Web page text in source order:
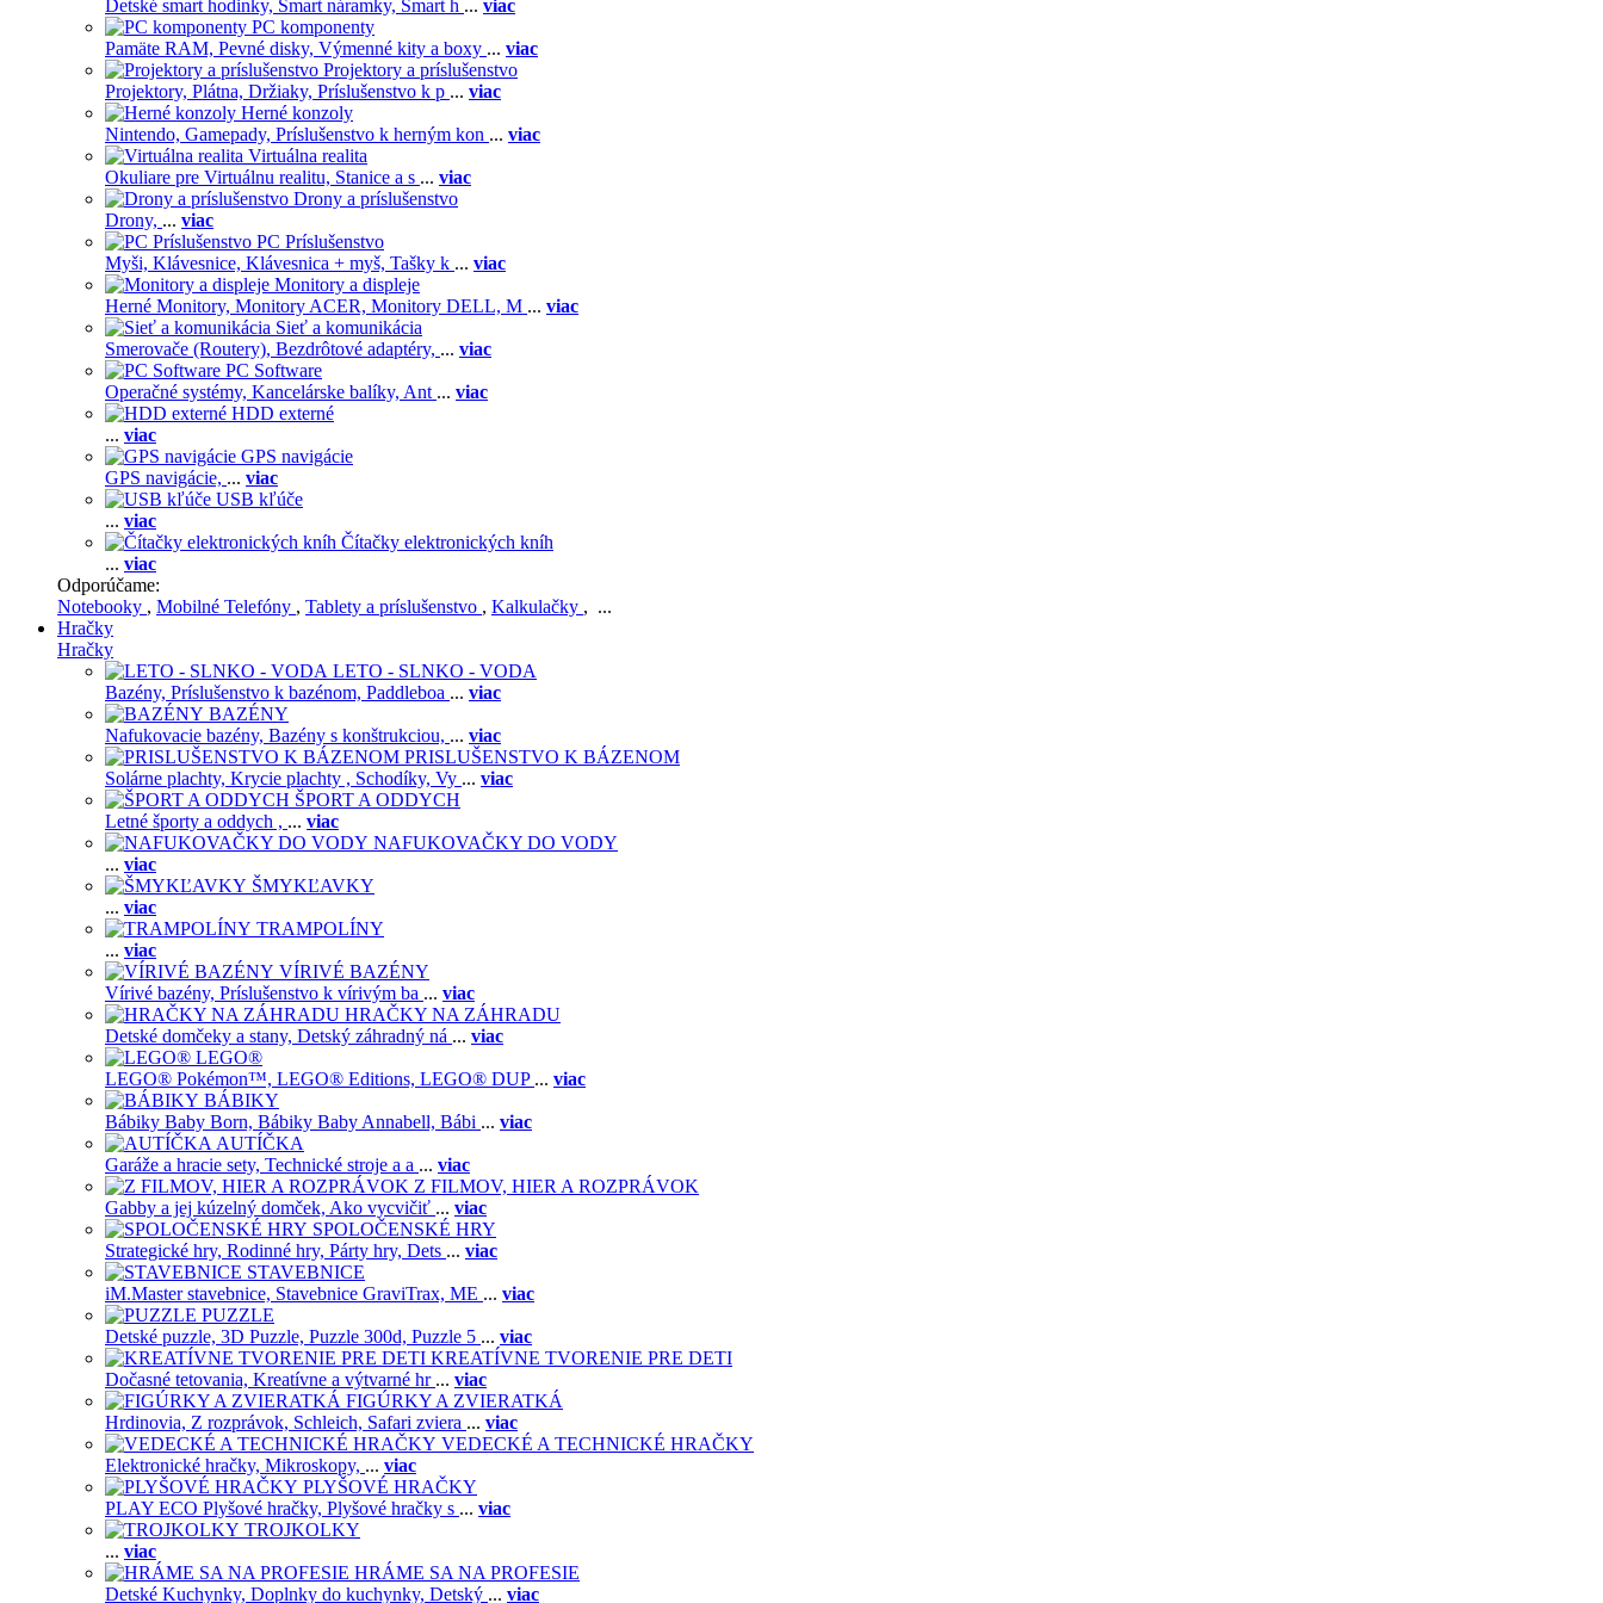
Detské smart hodinky, Smart náramky, Smart h ... viac
PC komponenty
Pamäte RAM, Pevné disky, Výmenné kity a boxy ... viac
Projektory a príslušenstvo
Projektory, Plátna, Držiaky, Príslušenstvo k p ... viac
Herné konzoly
Nintendo, Gamepady, Príslušenstvo k herným kon ... viac
Virtuálna realita
Okuliare pre Virtuálnu realitu, Stanice a s ... viac
Drony a príslušenstvo
Drony, ... viac
PC Príslušenstvo
Myši, Klávesnice, Klávesnica + myš, Tašky k ... viac
Monitory a displeje
Herné Monitory, Monitory ACER, Monitory DELL, M ... viac
Sieť a komunikácia
Smerovače (Routery), Bezdrôtové adaptéry, ... viac
PC Software
Operačné systémy, Kancelárske balíky, Ant ... viac
HDD externé
... viac
GPS navigácie
GPS navigácie, ... viac
USB kľúče
... viac
Čítačky elektronických kníh
... viac
Odporúčame:
Notebooky , Mobilné Telefóny , Tablety a príslušenstvo , Kalkulačky , ...
Hračky
Hračky
LETO - SLNKO - VODA
Bazény, Príslušenstvo k bazénom, Paddleboa ... viac
BAZÉNY
Nafukovacie bazény, Bazény s konštrukciou, ... viac
PRISLUŠENSTVO K BÁZENOM
Solárne plachty, Krycie plachty , Schodíky, Vy ... viac
ŠPORT A ODDYCH
Letné športy a oddych , ... viac
NAFUKOVAČKY DO VODY
... viac
ŠMYKĽAVKY
... viac
TRAMPOLÍNY
... viac
VÍRIVÉ BAZÉNY
Vírivé bazény, Príslušenstvo k vírivým ba ... viac
HRAČKY NA ZÁHRADU
Detské domčeky a stany, Detský záhradný ná ... viac
LEGO®
LEGO® Pokémon™, LEGO® Editions, LEGO® DUP ... viac
BÁBIKY
Bábiky Baby Born, Bábiky Baby Annabell, Bábi ... viac
AUTÍČKA
Garáže a hracie sety, Technické stroje a a ... viac
Z FILMOV, HIER A ROZPRÁVOK
Gabby a jej kúzelný domček, Ako vycvičiť ... viac
SPOLOČENSKÉ HRY
Strategické hry, Rodinné hry, Párty hry, Dets ... viac
STAVEBNICE
iM.Master stavebnice, Stavebnice GraviTrax, ME ... viac
PUZZLE
Detské puzzle, 3D Puzzle, Puzzle 300d, Puzzle 5 ... viac
KREATÍVNE TVORENIE PRE DETI
Dočasné tetovania, Kreatívne a výtvarné hr ... viac
FIGÚRKY A ZVIERATKÁ
Hrdinovia, Z rozprávok, Schleich, Safari zviera ... viac
VEDECKÉ A TECHNICKÉ HRAČKY
Elektronické hračky, Mikroskopy, ... viac
PLYŠOVÉ HRAČKY
PLAY ECO Plyšové hračky, Plyšové hračky s ... viac
TROJKOLKY
... viac
HRÁME SA NA PROFESIE
Detské Kuchynky, Doplnky do kuchynky, Detský ... viac